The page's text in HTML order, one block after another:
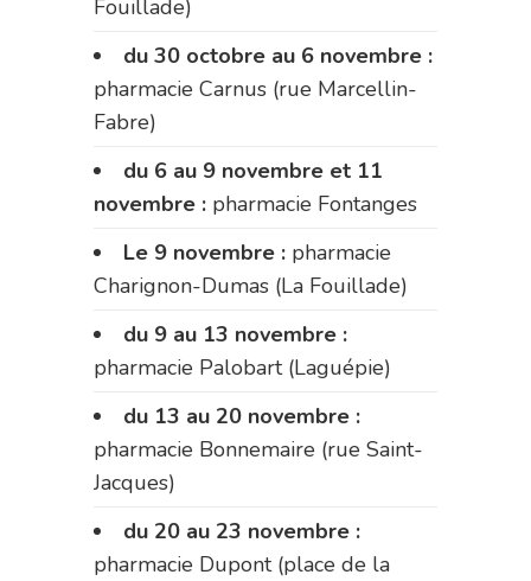
Fouillade)
du 30 octobre au 6 novembre :
pharmacie Carnus (rue Marcellin-
Fabre)
du 6 au 9 novembre et 11
novembre : pharmacie Fontanges
Le 9 novembre : pharmacie
Charignon-Dumas (La Fouillade)
du 9 au 13 novembre :
pharmacie Palobart (Laguépie)
du 13 au 20 novembre :
pharmacie Bonnemaire (rue Saint-
Jacques)
du 20 au 23 novembre :
pharmacie Dupont (place de la